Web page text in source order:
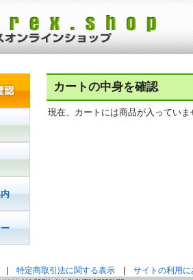
カートの中身を確認
現在、カートには商品が入っていま
特定商取引法に関する表示 サイトの利用に